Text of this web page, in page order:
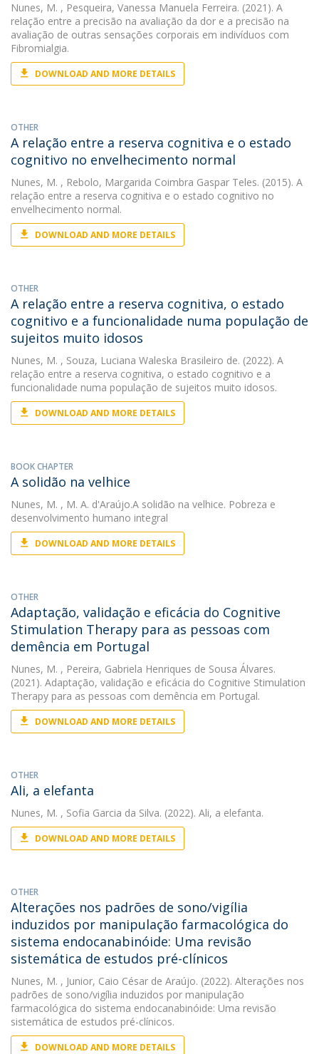
Nunes, M. , Pesqueira, Vanessa Manuela Ferreira. (2021). A
relação entre a precisão na avaliação da dor e a precisão na
avaliação de outras sensações corporais em indivíduos com
Fibromialgia.
DOWNLOAD AND MORE DETAILS
OTHER
A relação entre a reserva cognitiva e o estado
cognitivo no envelhecimento normal
Nunes, M. , Rebolo, Margarida Coimbra Gaspar Teles. (2015). A
relação entre a reserva cognitiva e o estado cognitivo no
envelhecimento normal.
DOWNLOAD AND MORE DETAILS
OTHER
A relação entre a reserva cognitiva, o estado
cognitivo e a funcionalidade numa população de
sujeitos muito idosos
Nunes, M. , Souza, Luciana Waleska Brasileiro de. (2022). A
relação entre a reserva cognitiva, o estado cognitivo e a
funcionalidade numa população de sujeitos muito idosos.
DOWNLOAD AND MORE DETAILS
BOOK CHAPTER
A solidão na velhice
Nunes, M. , M. A. d'Araújo.A solidão na velhice. Pobreza e
desenvolvimento humano integral
DOWNLOAD AND MORE DETAILS
OTHER
Adaptação, validação e eficácia do Cognitive
Stimulation Therapy para as pessoas com
demência em Portugal
Nunes, M. , Pereira, Gabriela Henriques de Sousa Álvares.
(2021). Adaptação, validação e eficácia do Cognitive Stimulation
Therapy para as pessoas com demência em Portugal.
DOWNLOAD AND MORE DETAILS
OTHER
Ali, a elefanta
Nunes, M. , Sofia Garcia da Silva. (2022). Ali, a elefanta.
DOWNLOAD AND MORE DETAILS
OTHER
Alterações nos padrões de sono/vigília
induzidos por manipulação farmacológica do
sistema endocanabinóide: Uma revisão
sistemática de estudos pré-clínicos
Nunes, M. , Junior, Caio César de Araújo. (2022). Alterações nos
padrões de sono/vigília induzidos por manipulação
farmacológica do sistema endocanabinóide: Uma revisão
sistemática de estudos pré-clínicos.
DOWNLOAD AND MORE DETAILS